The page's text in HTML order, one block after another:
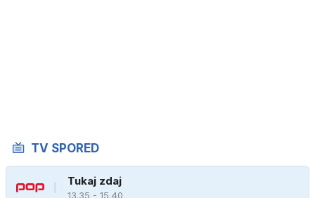
TV SPORED
Tukaj zdaj
13.35 - 15.40